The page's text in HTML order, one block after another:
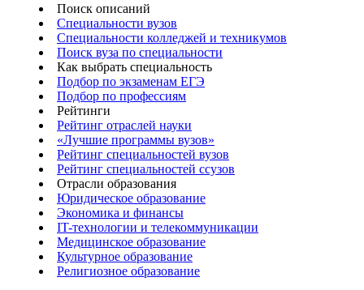
Поиск описаний
Специальности вузов
Специальности колледжей и техникумов
Поиск вуза по специальности
Как выбрать специальность
Подбор по экзаменам ЕГЭ
Подбор по профессиям
Рейтинги
Рейтинг отраслей науки
«Лучшие программы вузов»
Рейтинг специальностей вузов
Рейтинг специальностей ссузов
Отрасли образования
Юридическое образование
Экономика и финансы
IT-технологии и телекоммуникации
Медицинское образование
Культурное образование
Религиозное образование